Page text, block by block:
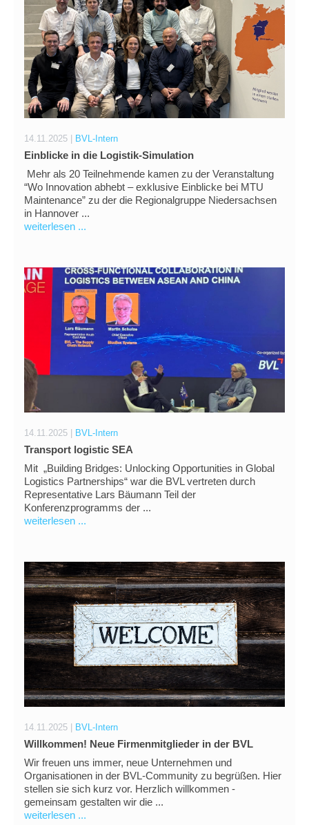
14.11.2025 | BVL-Intern
Einblicke in die Logistik-Simulation
Mehr als 20 Teilnehmende kamen zu der Veranstaltung
“Wo Innovation abhebt – exklusive Einblicke bei MTU
Maintenance” zu der die Regionalgruppe Niedersachsen
in Hannover ...
weiterlesen ...
14.11.2025 | BVL-Intern
Transport logistic SEA
Mit „Building Bridges: Unlocking Opportunities in Global
Logistics Partnerships“ war die BVL vertreten durch
Representative Lars Bäumann Teil der
Konferenzprogramms der ...
weiterlesen ...
14.11.2025 | BVL-Intern
Willkommen! Neue Firmenmitglieder in der BVL
Wir freuen uns immer, neue Unternehmen und
Organisationen in der BVL-Community zu begrüßen. Hier
stellen sie sich kurz vor. Herzlich willkommen -
gemeinsam gestalten wir die ...
weiterlesen ...